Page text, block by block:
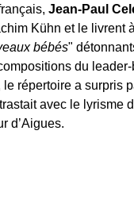
Jean-Paul
Kühn et le livrent
bébés"
du
répertoire a surpris
avec le lyrisme
d’Aigues.